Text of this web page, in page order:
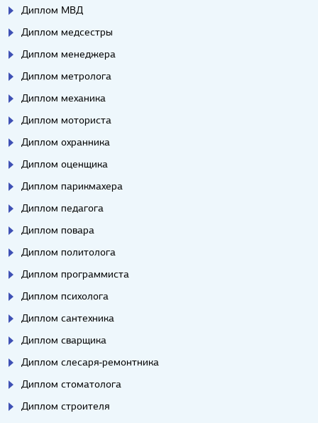
Диплом МВД
Диплом медсестры
Диплом менеджера
Диплом метролога
Диплом механика
Диплом моториста
Диплом охранника
Диплом оценщика
Диплом парикмахера
Диплом педагога
Диплом повара
Диплом политолога
Диплом программиста
Диплом психолога
Диплом сантехника
Диплом сварщика
Диплом слесаря-ремонтника
Диплом стоматолога
Диплом строителя